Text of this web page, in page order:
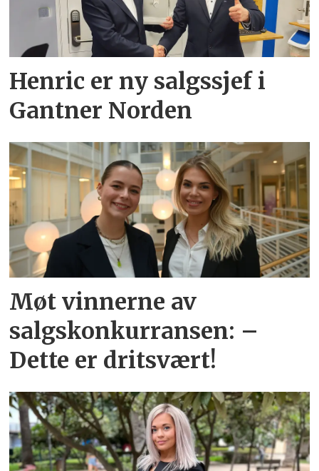
Henric er ny salgssjef i
Gantner Norden
Møt vinnerne av
salgskonkurransen: –
Dette er dritsvært!